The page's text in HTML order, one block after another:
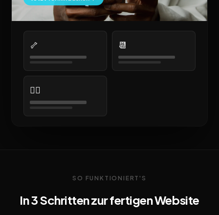
🦴 📆
👩‍⚕️
SO FUNKTIONIERT'S
In 3 Schritten zur fertigen Website